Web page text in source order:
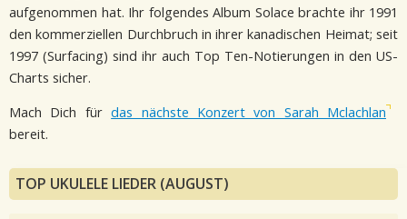
aufgenommen hat. Ihr folgendes Album Solace brachte ihr 1991
den kommerziellen Durchbruch in ihrer kanadischen Heimat; seit
1997 (Surfacing) sind ihr auch Top Ten-Notierungen in den US-
Charts sicher.
Mach Dich fürdas nächste Konzert von Sarah Mclachlan
bereit.
TOP UKULELE LIEDER (AUGUST)